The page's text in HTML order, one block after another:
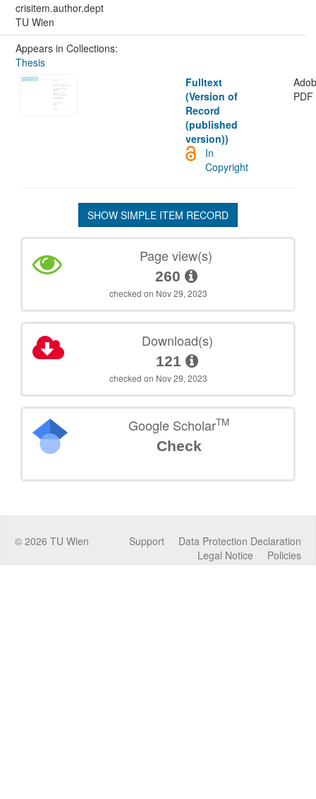
crisitem.author.dept
TU Wien
Appears in Collections:
Thesis
Fulltext
(Version of
Record
(published
version))
PDF
In
Copyright
SHOW SIMPLE ITEM RECORD
Page view(s)
260
checked on Nov 29, 2023
Download(s)
121
checked on Nov 29, 2023
Google ScholarTM
Check
© 2026 TU Wien Data Protection Declaration
Support
Policies
Legal Notice